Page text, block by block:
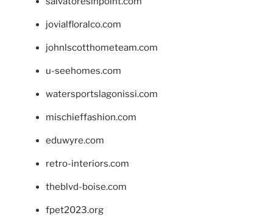
jovialfloralco.com
johnlscotthometeam.com
u-seehomes.com
watersportslagonissi.com
mischieffashion.com
eduwyre.com
retro-interiors.com
theblvd-boise.com
fpet2023.org